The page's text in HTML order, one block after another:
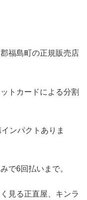
福島町の正規販売店
トカードによる分割
ンパクトありま
で6回払いまで。
見る正直屋、キンラ